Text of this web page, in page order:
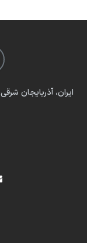
ایران، آذربایجان